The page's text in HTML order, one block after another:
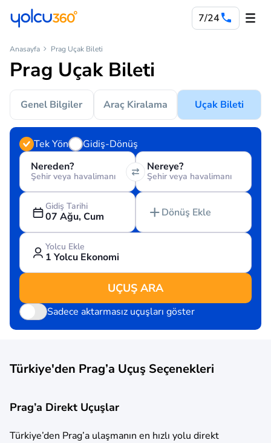
7/24
Anasayfa Prag Uçak Bileti
Prag Uçak Bileti
Genel Bilgiler Araç Kiralama Uçak Bileti
Tek Yön
Gidiş-Dönüş
Nereden?
Şehir veya havalimanı
Nereye?
Şehir veya havalimanı
Gidiş Tarihi
07 Ağu, Cum Dönüş Ekle
Yolcu Ekle
1 Yolcu Ekonomi
UÇUŞ ARA
Sadece aktarmasız uçuşları göster
Türkiye'den Prag’a Uçuş Seçenekleri
Prag’a Direkt Uçuşlar
Türkiye’den Prag’a ulaşmanın en hızlı yolu direkt